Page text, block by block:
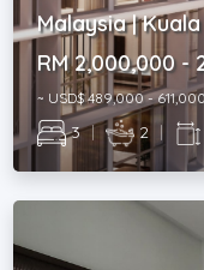
Malaysia |
RM 2,000,000 -
~ USD$ 489,000 -
3 | 2 |